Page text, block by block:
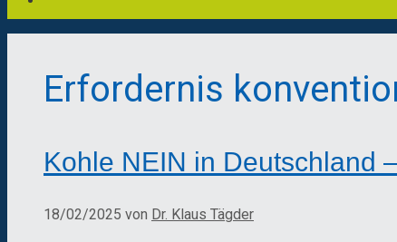
Erfordernis
Kohle NEIN in Deutschland
18/02/2025 von Dr. Klaus Tägder